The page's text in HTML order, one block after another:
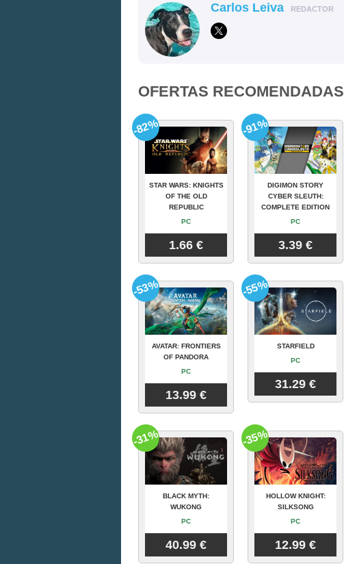
Carlos Leiva REDACTOR
OFERTAS RECOMENDADAS
STAR WARS: KNIGHTS
OF THE OLD
REPUBLIC
PC
1.66 €
-82%
DIGIMON STORY
CYBER SLEUTH:
COMPLETE EDITION
PC
3.39 €
-91%
AVATAR: FRONTIERS
OF PANDORA
PC
13.99 €
-53%
STARFIELD
PC
31.29 €
-55%
BLACK MYTH:
WUKONG
PC
40.99 €
-31%
HOLLOW KNIGHT:
SILKSONG
PC
12.99 €
-35%